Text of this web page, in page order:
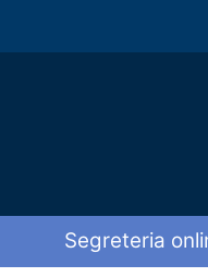
Segreteria